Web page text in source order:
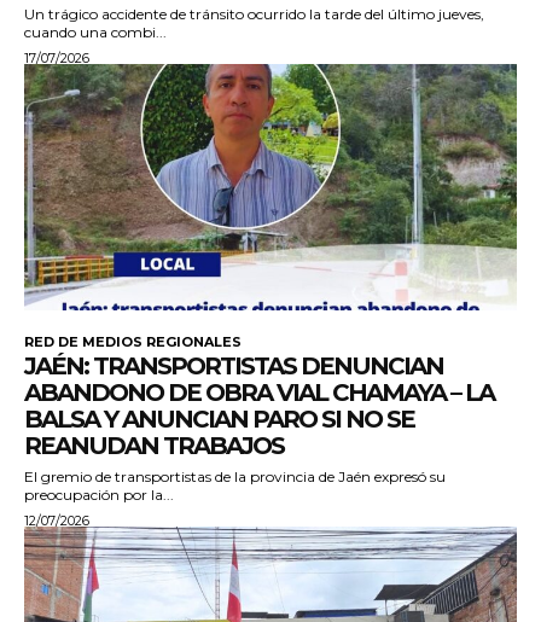
Un trágico accidente de tránsito ocurrido la tarde del último jueves,
cuando una combi...
17/07/2026
RED DE MEDIOS REGIONALES
JAÉN: TRANSPORTISTAS DENUNCIAN
ABANDONO DE OBRA VIAL CHAMAYA – LA
BALSA Y ANUNCIAN PARO SI NO SE
REANUDAN TRABAJOS
El gremio de transportistas de la provincia de Jaén expresó su
preocupación por la...
12/07/2026